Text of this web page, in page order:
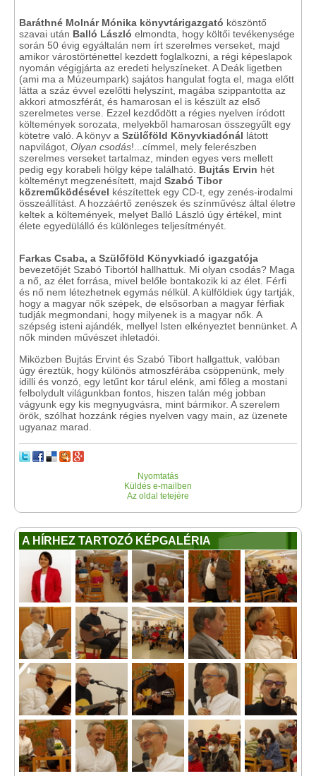
Baráthné Molnár Mónika könyvtárigazgató köszöntő
szavai után Balló László elmondta, hogy költői tevékenysége
során 50 évig egyáltalán nem írt szerelmes verseket, majd
amikor várostörténettel kezdett foglalkozni, a régi képeslapok
nyomán végigjárta az eredeti helyszíneket. A Deák ligetben
(ami ma a Múzeumpark) sajátos hangulat fogta el, maga előtt
látta a száz évvel ezelőtti helyszínt, magába szippantotta az
akkori atmoszférát, és hamarosan el is készült az első
szerelmetes verse. Ezzel kezdődött a régies nyelven íródott
költemények sorozata, melyekből hamarosan összegyűlt egy
kötetre való. A könyv a Szülőföld Könyvkiadónál látott
napvilágot, Olyan csodás!...címmel, mely felerészben
szerelmes verseket tartalmaz, minden egyes vers mellett
pedig egy korabeli hölgy képe található. Bujtás Ervin hét
költeményt megzenésített, majd Szabó Tibor
közreműködésével készítettek egy CD-t, egy zenés-irodalmi
összeállítást. A hozzáértő zenészek és színművész által életre
keltek a költemények, melyet Balló László úgy értékel, mint
élete egyedülálló és különleges teljesítményét.
Farkas Csaba, a Szülőföld Könyvkiadó igazgatója
bevezetőjét Szabó Tibortól hallhattuk. Mi olyan csodás? Maga
a nő, az élet forrása, mivel belőle bontakozik ki az élet. Férfi
és nő nem létezhetnek egymás nélkül. A külföldiek úgy tartják,
hogy a magyar nők szépek, de elsősorban a magyar férfiak
tudják megmondani, hogy milyenek is a magyar nők. A
szépség isteni ajándék, mellyel Isten elkényeztet bennünket. A
nők minden művészet ihletadói.
Miközben Bujtás Ervint és Szabó Tibort hallgattuk, valóban
úgy éreztük, hogy különös atmoszférába csöppenünk, mely
idilli és vonzó, egy letűnt kor tárul elénk, ami főleg a mostani
felbolydult világunkban fontos, hiszen talán még jobban
vágyunk egy kis megnyugvásra, mint bármikor. A szerelem
örök, szólhat hozzánk régies nyelven vagy main, az üzenete
ugyanaz marad.
Nyomtatás
Küldés e-mailben
Az oldal tetejére
A HÍRHEZ TARTOZÓ KÉPGALÉRIA